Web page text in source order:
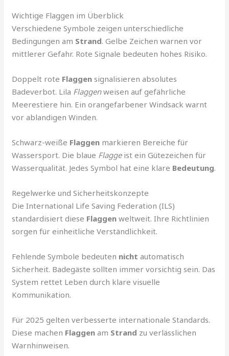
Wichtige Flaggen im Überblick
Verschiedene Symbole zeigen unterschiedliche
Bedingungen am Strand. Gelbe Zeichen warnen vor
mittlerer Gefahr. Rote Signale bedeuten hohes Risiko.
Doppelt rote Flaggen signalisieren absolutes
Badeverbot. Lila Flaggenweisen auf gefährliche
Meerestiere hin. Ein orangefarbener Windsack warnt
vor ablandigen Winden.
Schwarz-weiße Flaggen markieren Bereiche für
Wassersport. Die blaue Flaggeist ein Gütezeichen für
Wasserqualität. Jedes Symbol hat eine klare Bedeutung.
Regelwerke und Sicherheitskonzepte
Die International Life Saving Federation (ILS)
standardisiert diese Flaggen weltweit. Ihre Richtlinien
sorgen für einheitliche Verständlichkeit.
Fehlende Symbole bedeuten nicht automatisch
Sicherheit. Badegäste sollten immer vorsichtig sein. Das
System rettet Leben durch klare visuelle
Kommunikation.
Für 2025 gelten verbesserte internationale Standards.
Diese machen Flaggen am Strand zu verlässlichen
Warnhinweisen.